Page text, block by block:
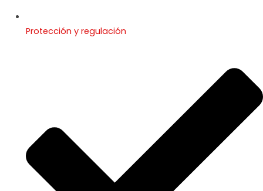
Protección y regulación